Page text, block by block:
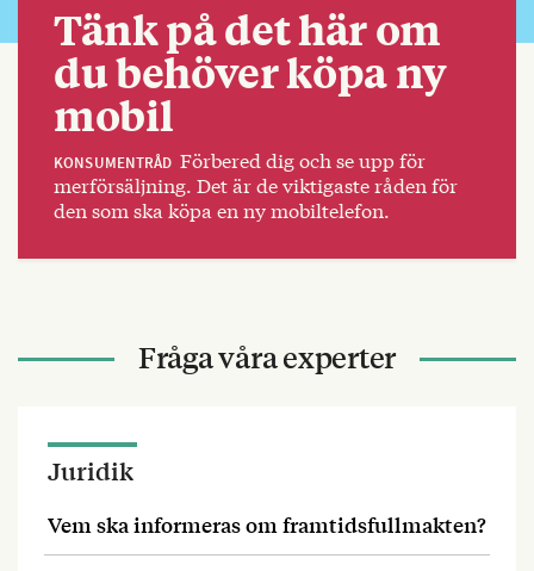
Tänk på det här om
du behöver köpa ny
mobil
KONSUMENTRÅD Förbered dig och se upp för
merförsäljning. Det är de viktigaste råden för
den som ska köpa en ny mobiltelefon.
Fråga våra experter
Juridik
Vem ska informeras om framtidsfullmakten?